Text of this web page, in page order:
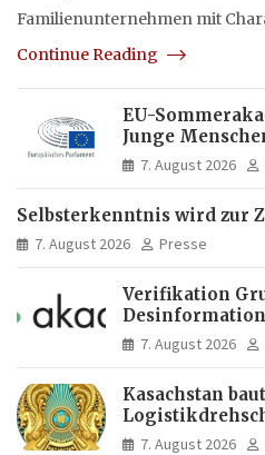
Familienunternehmen mit
Continue Reading
EU-
Junge
Europas Zukunft
7. August 2026
Selbsterkenntnis wird zur
7. August 2026 Presse
Verifikation
manipulierte
7. August 2026
Kasachstan
und Asien aus
7. August 2026